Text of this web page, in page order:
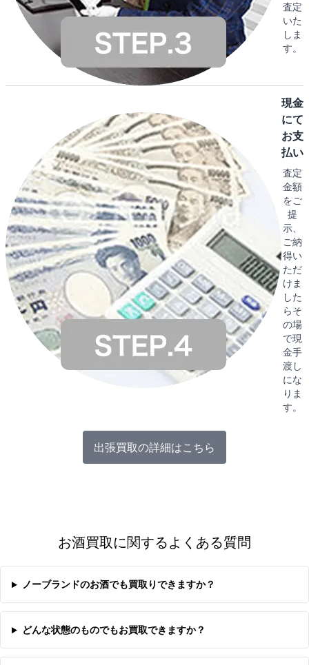
査定
いた
しま
す。
現金
にて
お支
払い
査定
金額
をご
提
示、
ご納
得い
ただ
けま
した
らそ
の場
で現
金手
渡し
にな
りま
す。
出張買取の詳細はこちら
お酒買取に関するよくある質問
ノーブランドのお酒でも買取りできますか？
どんな状態のものでもお買取できますか？